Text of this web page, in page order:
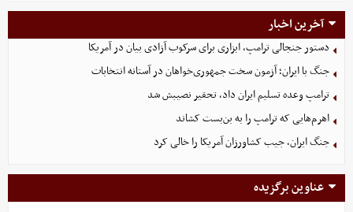
آخرین اخبار
دستور جنجالی ترامپ، ابزاری برای سرکوب آزادی بیان در آمریکا
جنگ با ایران؛ آزمون سخت جمهوری‌خواهان در آستانه انتخابات
ترامپ وعده تسلیم ایران داد، تحقیر نصیبش شد
اهرم‌هایی که ترامپ را به بن‌بست کشاند
جنگ ایران، جیب کشاورزان آمریکا را خالی کرد
عناوین برگزیده